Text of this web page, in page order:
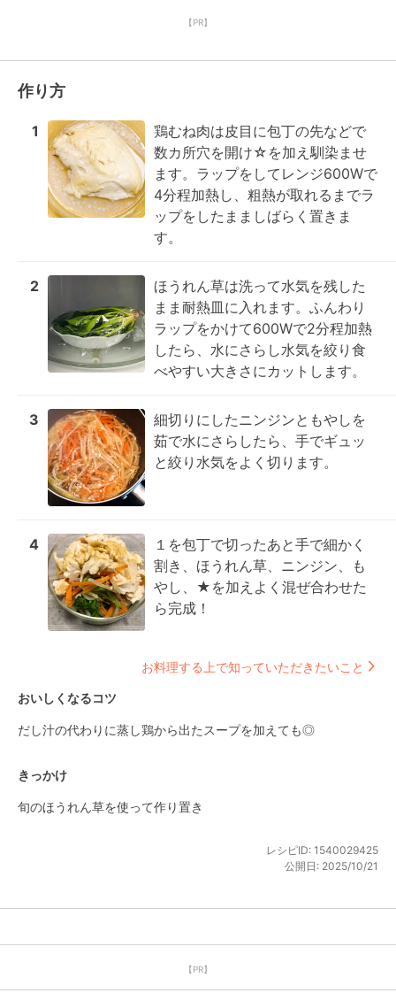
【PR】
作り方
1
鶏むね肉は皮目に包丁の先などで
数カ所穴を開け☆を加え馴染ませ
ます。ラップをしてレンジ600Wで
4分程加熱し、粗熱が取れるまでラ
ップをしたまましばらく置きま
す。
2
ほうれん草は洗って水気を残した
まま耐熱皿に入れます。ふんわり
ラップをかけて600Wで2分程加熱
したら、水にさらし水気を絞り食
べやすい大きさにカットします。
3
細切りにしたニンジンともやしを
茹で水にさらしたら、手でギュッ
と絞り水気をよく切ります。
4
１を包丁で切ったあと手で細かく
割き、ほうれん草、ニンジン、も
やし、★を加えよく混ぜ合わせた
ら完成！
お料理する上で知っていただきたいこと
おいしくなるコツ
だし汁の代わりに蒸し鶏から出たスープを加えても◎
きっかけ
旬のほうれん草を使って作り置き
レシピID: 1540029425
公開日: 2025/10/21
【PR】